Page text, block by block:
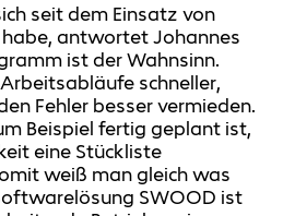
seit dem Einsatz von
antwortet Johannes
ist der Wahnsinn.
schneller,
Fehler besser vermieden.
Beispiel fertig geplant ist,
eine Stückliste
weiß man gleich was
SWOOD ist